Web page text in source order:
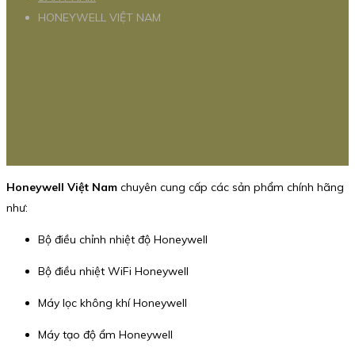
HONEYWELL VIỆT NAM
Honeywell Việt Nam chuyên cung cấp các sản phẩm chính hãng
như:
Bộ điều chỉnh nhiệt độ Honeywell
Bộ điều nhiệt WiFi Honeywell
Máy lọc không khí Honeywell
Máy tạo độ ẩm Honeywell